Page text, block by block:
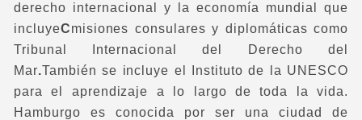
derecho internacional y la economía mundial que
incluyeCmisiones consulares y diplomáticas como
Tribunal Internacional del Derecho del
Mar.También se incluye el Instituto de la UNESCO
para el aprendizaje a lo largo de toda la vida.
Hamburgo es conocida por ser una ciudad de